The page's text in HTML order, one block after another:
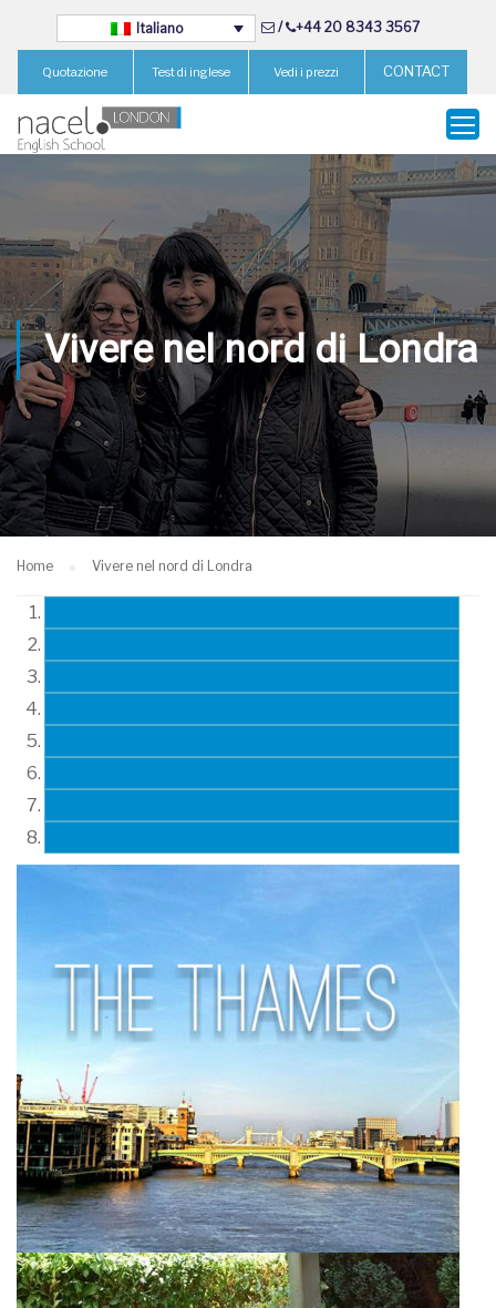
Italiano / +44 20 8343 3567
Quotazione Test di inglese Vedi i prezzi CONTACT
Vivere nel nord di Londra
Home Vivere nel nord di Londra